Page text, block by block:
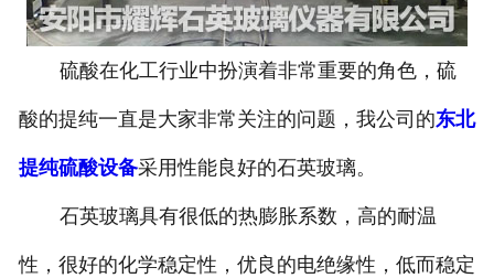
东北石英玻璃盐酸提纯设备
东北化学试剂提纯设备
硫酸在化工行业中扮演着非常重要的角色，硫
酸的提纯一直是大家非常关注的问题，我公司的东北
提纯硫酸设备采用性能良好的石英玻璃。
石英玻璃具有很低的热膨胀系数，高的耐温
性，很好的化学稳定性，优良的电绝缘性，低而稳定